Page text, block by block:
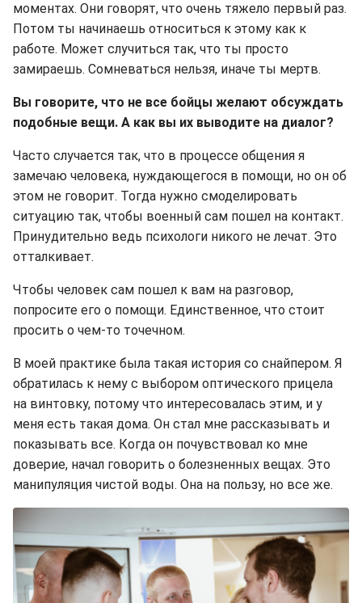
моментах. Они говорят, что очень тяжело первый раз.
Потом ты начинаешь относиться к этому как к
работе. Может случиться так, что ты просто
замираешь. Сомневаться нельзя, иначе ты мертв.
Вы говорите, что не все бойцы желают обсуждать
подобные вещи. А как вы их выводите на диалог?
Часто случается так, что в процессе общения я
замечаю человека, нуждающегося в помощи, но он об
этом не говорит. Тогда нужно смоделировать
ситуацию так, чтобы военный сам пошел на контакт.
Принудительно ведь психологи никого не лечат. Это
отталкивает.
Чтобы человек сам пошел к вам на разговор,
попросите его о помощи. Единственное, что стоит
просить о чем-то точечном.
В моей практике была такая история со снайпером. Я
обратилась к нему с выбором оптического прицела
на винтовку, потому что интересовалась этим, и у
меня есть такая дома. Он стал мне рассказывать и
показывать все. Когда он почувствовал ко мне
доверие, начал говорить о болезненных вещах. Это
манипуляция чистой воды. Она на пользу, но все же.